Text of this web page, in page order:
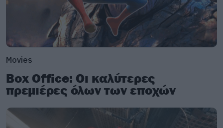
Movies
Box Office: Οι καλύτερες
πρεμιέρες όλων των εποχών